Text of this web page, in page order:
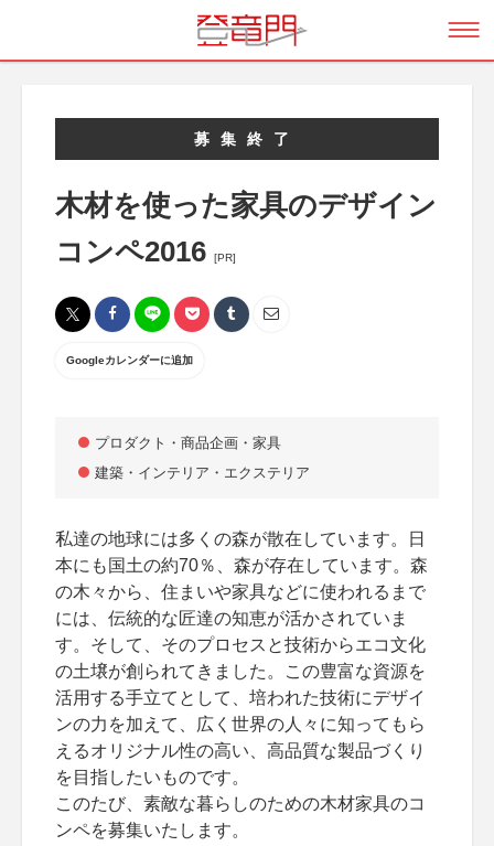
募集終了
木材を使った家具のデザイン
コンペ2016
[PR]
Googleカレンダーに追加
プロダクト・商品企画・家具
建築・インテリア・エクステリア
私達の地球には多くの森が散在しています。日
本にも国土の約70％、森が存在しています。森
の木々から、住まいや家具などに使われるまで
には、伝統的な匠達の知恵が活かされていま
す。そして、そのプロセスと技術からエコ文化
の土壌が創られてきました。この豊富な資源を
活用する手立てとして、培われた技術にデザイ
ンの力を加えて、広く世界の人々に知ってもら
えるオリジナル性の高い、高品質な製品づくり
を目指したいものです。
このたび、素敵な暮らしのための木材家具のコ
ンペを募集いたします。